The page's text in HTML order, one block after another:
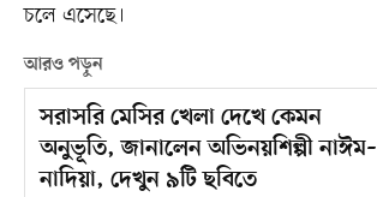
চলে এসেছে।
আরও পড়ুন
সরাসরি মেসির খেলা দেখে কেমন
অনুভূতি, জানালেন অভিনয়শিল্পী নাঈম–
নাদিয়া, দেখুন ৯টি ছবিতে